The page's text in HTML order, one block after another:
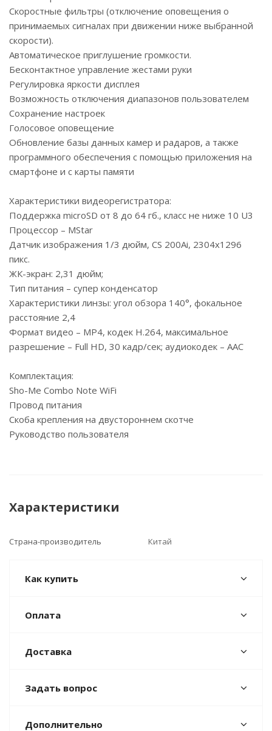
Скоростные фильтры (отключение оповещения о
принимаемых сигналах при движении ниже выбранной
скорости).
Автоматическое приглушение громкости.
Бесконтактное управление жестами руки
Регулировка яркости дисплея
Возможность отключения диапазонов пользователем
Сохранение настроек
Голосовое оповещение
Обновление базы данных камер и радаров, а также
программного обеспечения с помощью приложения на
смартфоне и с карты памяти
Характеристики видеорегистратора:
Поддержка microSD от 8 до 64 гб., класс не ниже 10 U3
Процессор – MStar
Датчик изображения 1/3 дюйм, CS 200Ai, 2304х1296
пикс.
ЖК-экран: 2,31 дюйм;
Тип питания – супер конденсатор
Характеристики линзы: угол обзора 140°, фокальное
расстояние 2,4
Формат видео – MP4, кодек H.264, максимальное
разрешение – Full HD, 30 кадр/сек; аудиокодек – AAC
Комплектация:
Sho-Me Combo Note WiFi
Провод питания
Скоба крепления на двустороннем скотче
Руководство пользователя
Характеристики
Страна-производитель Китай
Как купить
Оплата
Доставка
Задать вопрос
Дополнительно